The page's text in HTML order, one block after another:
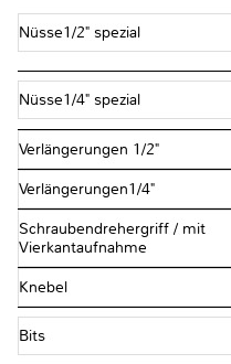
Nüsse1/2" spezial
Nüsse1/4" spezial
Verlängerungen 1/2"
Verlängerungen1/4"
Schraubendrehergriff / mit
Vierkantaufnahme
Knebel
Bits